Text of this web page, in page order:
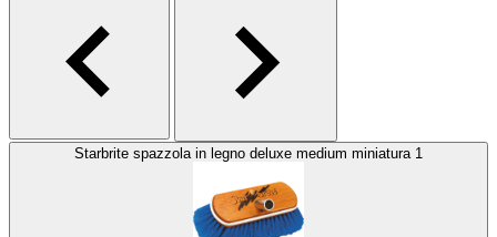
Starbrite spazzola in legno deluxe medium miniatura 1